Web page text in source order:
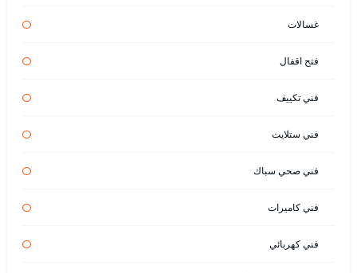
غسالات
فتح اقفال
فني تكييف
فني ستلايت
فني صحي سباك
فني كاميرات
فني كهربائي